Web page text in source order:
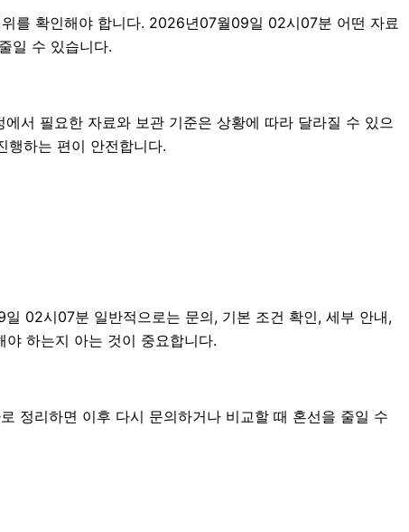
를 확인해야 합니다. 2026년07월09일 02시07분 어떤 자료
일 수 있습니다.
서 필요한 자료와 보관 기준은 상황에 따라 달라질 수 있으
행하는 편이 안전합니다.
02시07분 일반적으로는 문의, 기본 조건 확인, 세부 안내,
하는지 아는 것이 중요합니다.
정리하면 이후 다시 문의하거나 비교할 때 혼선을 줄일 수